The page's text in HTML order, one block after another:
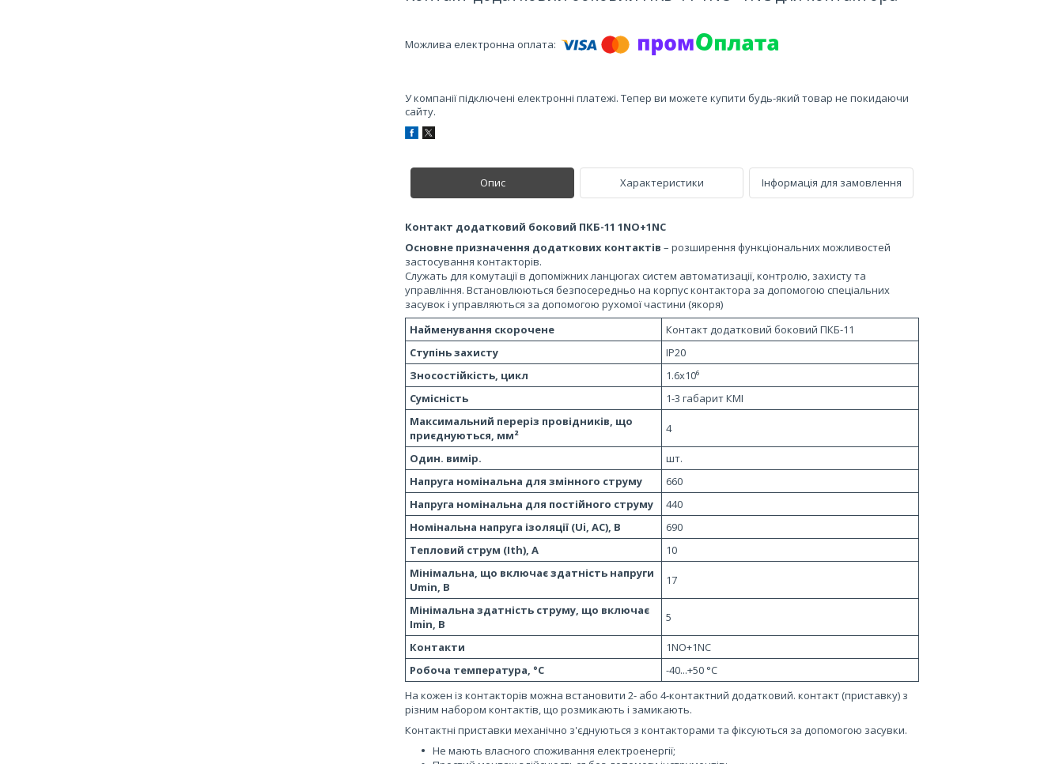
У компанії підключені електронні платежі. Тепер ви можете купити будь-який товар не покидаючи
сайту.
Опис Характеристики Інформація для замовлення
Контакт додатковий боковий ПКБ-11 1NO+1NC
Основне призначення додаткових контактів – розширення функціональних можливостей
застосування контакторів.
Служать для комутації в допоміжних ланцюгах систем автоматизації, контролю, захисту та
управління. Встановлюються безпосередньо на корпус контактора за допомогою спеціальних
засувок і управляються за допомогою рухомої частини (якоря)
Найменування скорочене
Контакт додатковий боковий ПКБ-11
Ступінь захисту
IP20
Зносостійкість, цикл
1.6х10⁶
Сумісність
1-3 габарит КМІ
Максимальний переріз провідників, що
приєднуються, мм²
4
Один. вимір.
шт.
Напруга номінальна для змінного струму
660
Напруга номінальна для постійного струму
440
Номінальна напруга ізоляції (Ui, AC), В
690
Тепловий струм (Ith), A
10
Мінімальна, що включає здатність напруги
Umin, В
17
Мінімальна здатність струму, що включає
Imin, В
5
Контакти
1NO+1NC
Робоча температура, °C
-40...+50 °C
На кожен із контакторів можна встановити 2- або 4-контактний додатковий. контакт (приставку) з
різним набором контактів, що розмикають і замикають.
Контактні приставки механічно з'єднуються з контакторами та фіксуються за допомогою засувки.
Не мають власного споживання електроенергії;